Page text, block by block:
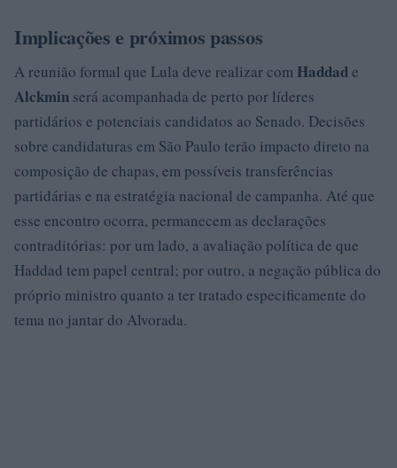
Implicações e próximos passos
A reunião formal que Lula deve realizar com Haddade
Alckmin será acompanhada de perto por líderes
partidários e potenciais candidatos ao Senado. Decisões
sobre candidaturas em São Paulo terão impacto direto na
composição de chapas, em possíveis transferências
partidárias e na estratégia nacional de campanha. Até que
esse encontro ocorra, permanecem as declarações
contraditórias: por um lado, a avaliação política de que
Haddad tem papel central; por outro, a negação pública do
próprio ministro quanto a ter tratado especificamente do
tema no jantar do Alvorada.